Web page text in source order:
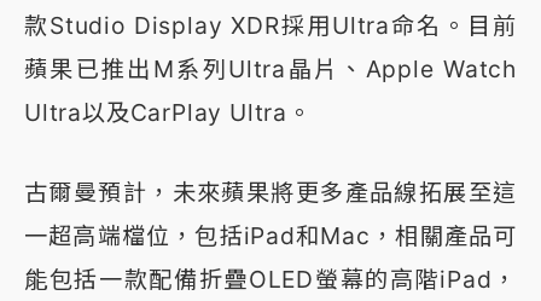
款Studio Display XDR採用Ultra命名。目前
蘋果已推出M系列Ultra晶片、Apple Watch
Ultra以及CarPlay Ultra。
古爾曼預計，未來蘋果將更多產品線拓展至這
一超高端檔位，包括iPad和Mac，相關產品可
能包括一款配備折疊OLED螢幕的高階iPad，